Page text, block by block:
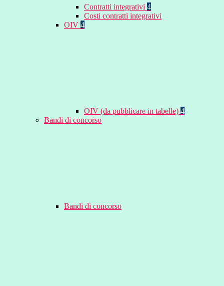
Contratti integrativi 4
Costi contratti integrativi
OIV 4
OIV (da pubblicare in tabelle) 4
Bandi di concorso
Bandi di concorso